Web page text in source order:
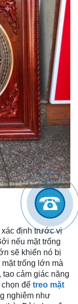
xác định trước vị
nếu mặt trống
sẽ khiến nó bị
mặt trống lớn mà
tạo cảm giác nặng
để treo mặt
nghiêm như